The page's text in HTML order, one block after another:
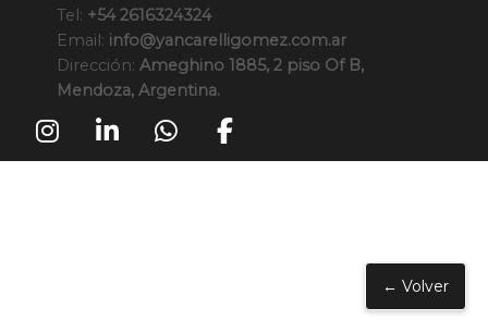
Tel: +54 2616324324
Email: info@yancarelligomez.com.ar
Dirección: Ameghino 1885, 2 piso Of B,
Mendoza, Argentina.
← Volver